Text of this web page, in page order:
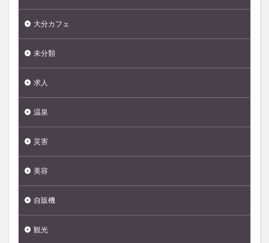
大分カフェ
未分類
求人
温泉
災害
美容
自販機
観光